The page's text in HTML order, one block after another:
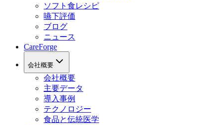
ソフト食レシピ
嚥下評価
ブログ
ニュース
CareForge
会社概要
会社概要
主要データ
導入事例
テクノロジー
食品と伝統医学